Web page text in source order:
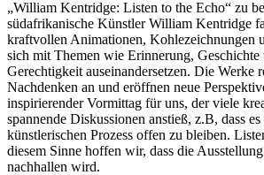
„William Kentridge: Listen to the Echo“ zu
südafrikanische Künstler William Kentridge
kraftvollen Animationen, Kohlezeichnungen
sich mit Themen wie Erinnerung, Geschichte
Gerechtigkeit auseinandersetzen. Die Werke
Nachdenken an und eröffnen neue
inspirierender Vormittag für uns, der viele
spannende Diskussionen anstieß, z.B, dass
künstlerischen Prozess offen zu bleiben.
diesem Sinne hoffen wir, dass die
nachhallen wird.